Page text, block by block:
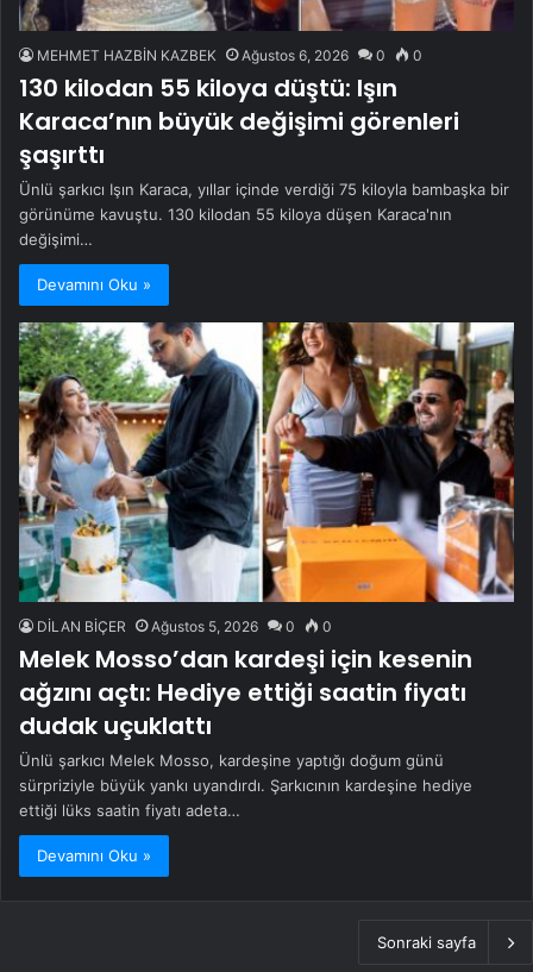
MEHMET HAZBİN KAZBEK Ağustos 6, 2026 0 0
130 kilodan 55 kiloya düştü: Işın
Karaca’nın büyük değişimi görenleri
şaşırttı
Ünlü şarkıcı Işın Karaca, yıllar içinde verdiği 75 kiloyla bambaşka bir
görünüme kavuştu. 130 kilodan 55 kiloya düşen Karaca'nın
değişimi…
Devamını Oku »
DİLAN BİÇER Ağustos 5, 2026 0 0
Melek Mosso’dan kardeşi için kesenin
ağzını açtı: Hediye ettiği saatin fiyatı
dudak uçuklattı
Ünlü şarkıcı Melek Mosso, kardeşine yaptığı doğum günü
sürpriziyle büyük yankı uyandırdı. Şarkıcının kardeşine hediye
ettiği lüks saatin fiyatı adeta…
Devamını Oku »
Sonraki sayfa